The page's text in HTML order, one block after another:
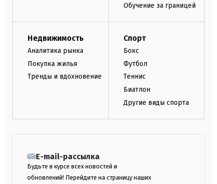
Обучение за границей
Недвижимость
Аналитика рынка
Покупка жилья
Тренды и вдохновение
Спорт
Бокс
Футбол
Теннис
Биатлон
Другие виды спорта
E-mail-рассылка
Будьте в курсе всех новостей и
обновлений! Перейдите на страницу наших